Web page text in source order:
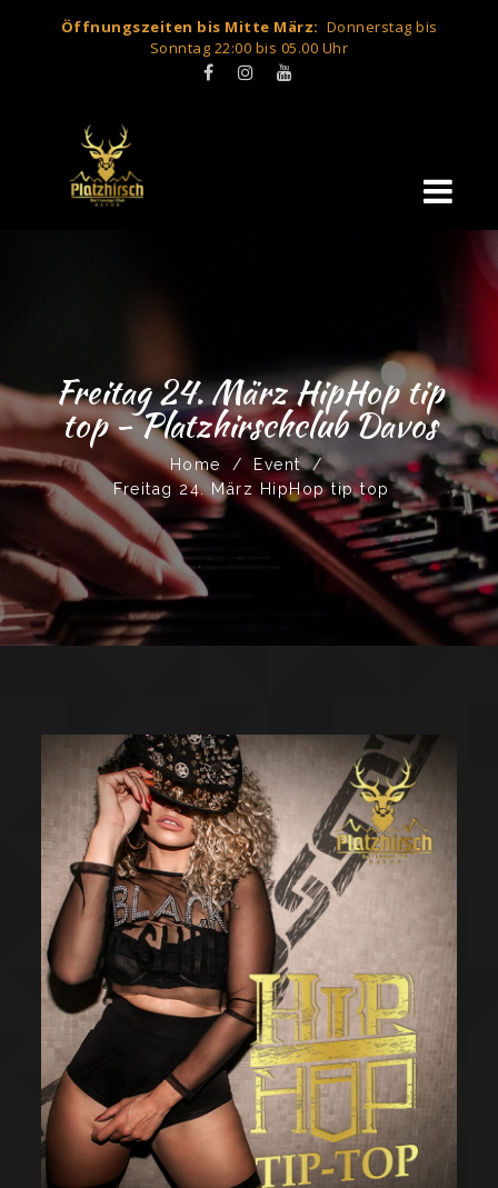
Öffnungszeiten bis Mitte März: Donnerstag bis
Sonntag 22:00 bis 05.00 Uhr
Freitag 24. März HipHop tip
top - Platzhirschclub Davos
Home / Event
/
Freitag 24. März HipHop tip top